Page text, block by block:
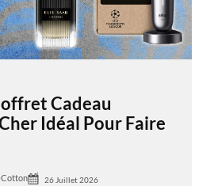
Cadeau
Idéal Pour Faire
26 Juillet 2026